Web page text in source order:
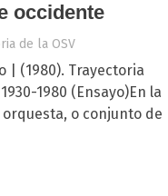
occidente
de la OSV
| (1980). Trayectoria
1980 (Ensayo)En la
o conjunto de